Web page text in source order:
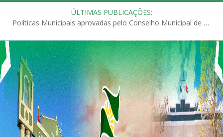
ÚLTIMAS PUBLICAÇÕES:
Políticas Municipais aprovadas pelo Conselho Municipal de Educação (CME)